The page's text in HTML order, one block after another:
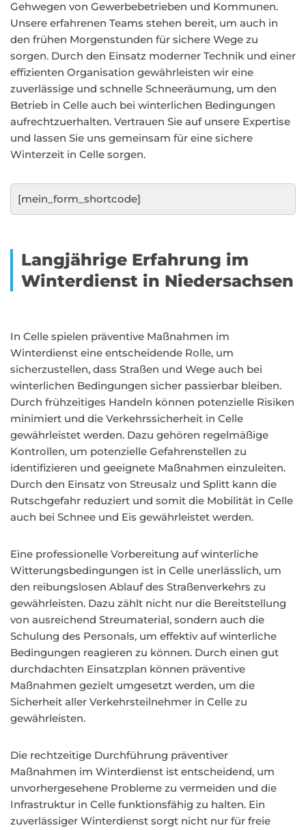
Gehwegen von Gewerbebetrieben und Kommunen.
Unsere erfahrenen Teams stehen bereit, um auch in
den frühen Morgenstunden für sichere Wege zu
sorgen. Durch den Einsatz moderner Technik und einer
effizienten Organisation gewährleisten wir eine
zuverlässige und schnelle Schneeräumung, um den
Betrieb in Celle auch bei winterlichen Bedingungen
aufrechtzuerhalten. Vertrauen Sie auf unsere Expertise
und lassen Sie uns gemeinsam für eine sichere
Winterzeit in Celle sorgen.
[mein_form_shortcode]
Langjährige Erfahrung im
Winterdienst in Niedersachsen
In Celle spielen präventive Maßnahmen im
Winterdienst eine entscheidende Rolle, um
sicherzustellen, dass Straßen und Wege auch bei
winterlichen Bedingungen sicher passierbar bleiben.
Durch frühzeitiges Handeln können potenzielle Risiken
minimiert und die Verkehrssicherheit in Celle
gewährleistet werden. Dazu gehören regelmäßige
Kontrollen, um potenzielle Gefahrenstellen zu
identifizieren und geeignete Maßnahmen einzuleiten.
Durch den Einsatz von Streusalz und Splitt kann die
Rutschgefahr reduziert und somit die Mobilität in Celle
auch bei Schnee und Eis gewährleistet werden.
Eine professionelle Vorbereitung auf winterliche
Witterungsbedingungen ist in Celle unerlässlich, um
den reibungslosen Ablauf des Straßenverkehrs zu
gewährleisten. Dazu zählt nicht nur die Bereitstellung
von ausreichend Streumaterial, sondern auch die
Schulung des Personals, um effektiv auf winterliche
Bedingungen reagieren zu können. Durch einen gut
durchdachten Einsatzplan können präventive
Maßnahmen gezielt umgesetzt werden, um die
Sicherheit aller Verkehrsteilnehmer in Celle zu
gewährleisten.
Die rechtzeitige Durchführung präventiver
Maßnahmen im Winterdienst ist entscheidend, um
unvorhergesehene Probleme zu vermeiden und die
Infrastruktur in Celle funktionsfähig zu halten. Ein
zuverlässiger Winterdienst sorgt nicht nur für freie